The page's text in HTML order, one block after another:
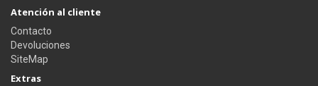
Atención al cliente
Contacto
Devoluciones
SiteMap
Extras